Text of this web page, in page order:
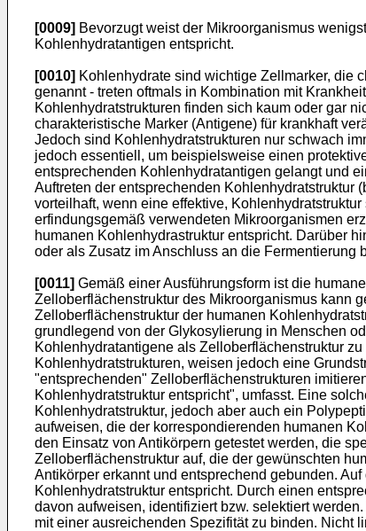
[0009] Bevorzugt weist der Mikroorganismus
Kohlenhydratantigen entspricht.
[0010] Kohlenhydrate sind wichtige Zellmarker, die
genannt - treten oftmals in Kombination mit
Kohlenhydratstrukturen finden sich kaum oder gar
charakteristische Marker (Antigene) für krankhaft
Jedoch sind Kohlenhydratstrukturen nur schwach
jedoch essentiell, um beispielsweise einen
entsprechenden Kohlenhydratantigen gelangt und
Auftreten der entsprechenden
vorteilhaft, wenn eine effektive,
erfindungsgemäß verwendeten Mikroorganismen
humanen Kohlenhydrastruktur entspricht. Darüber
oder als Zusatz im Anschluss an die Fermentierung
[0011] Gemäß einer Ausführungsform ist die
Zelloberflächenstruktur des Mikroorganismus kann
Zelloberflächenstruktur der humanen
grundlegend von der Glykosylierung in Menschen
Kohlenhydratantigene als Zelloberflächenstruktur
Kohlenhydratstrukturen, weisen jedoch eine
"entsprechenden" Zelloberflächenstrukturen
Kohlenhydratstruktur entspricht", umfasst. Eine
Kohlenhydratstruktur, jedoch aber auch ein
aufweisen, die der korrespondierenden humanen
den Einsatz von Antikörpern getestet werden, die
Zelloberflächenstruktur auf, die der gewünschten
Antikörper erkannt und entsprechend gebunden.
Kohlenhydratstruktur entspricht. Durch einen
davon aufweisen, identifiziert bzw. selektiert
mit einer ausreichenden Spezifität zu binden. Nicht